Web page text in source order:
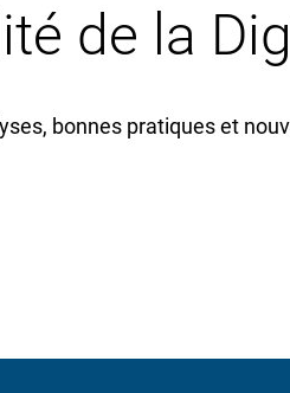
de la
bonnes pratiques et